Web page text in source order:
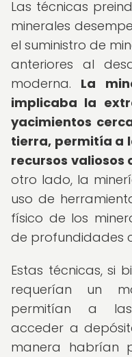
Las técnicas
minerales
el suministro de
anteriores al
moderna. La
implicaba la
yacimientos
tierra, permitía a
recursos
otro lado, la
uso de
físico de los
de profundidades
Estas técnicas, si
requerían un
permitían a las
acceder a
manera habrían